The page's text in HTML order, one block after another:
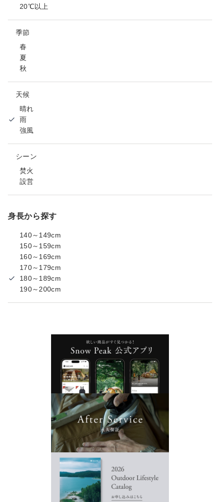
20℃以上
季節
春
夏
秋
天候
晴れ
雨
強風
シーン
焚火
設営
身長から探す
140～149cm
150～159cm
160～169cm
170～179cm
180～189cm
190～200cm